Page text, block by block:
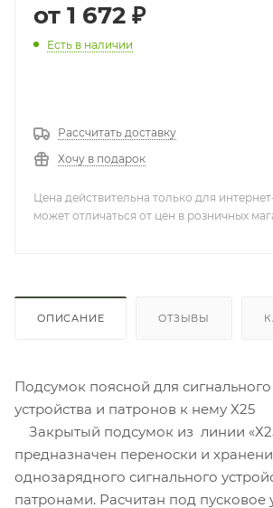
от 1 672 ₽
Есть в наличии
Рассчитать доставку
Хочу в подарок
Цена действительна только для
может отличаться от цен в розничных
ОПИСАНИЕ ОТЗЫВЫ
Подсумок поясной для сигнального
устройства и патронов к нему Х25
Закрытый подсумок из линии
предназначен переноски и
однозарядного сигнального
патронами. Расчитан под пусковое